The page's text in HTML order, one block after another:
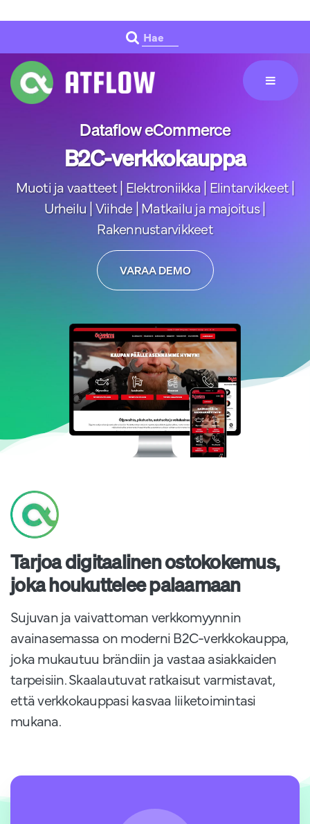
Hae
Dataflow eCommerce
B2C-verkkokauppa
Muoti ja vaatteet | Elektroniikka | Elintarvikkeet |
Urheilu | Viihde | Matkailu ja majoitus |
Rakennustarvikkeet
VARAA DEMO
Tarjoa digitaalinen ostokokemus,
joka houkuttelee palaamaan
Sujuvan ja vaivattoman verkkomyynnin
avainasemassa on moderni B2C-verkkokauppa,
joka mukautuu brändiin ja vastaa asiakkaiden
tarpeisiin. Skaalautuvat ratkaisut varmistavat,
että verkkokauppasi kasvaa liiketoimintasi
mukana.